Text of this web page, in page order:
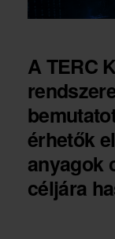
A TERC
érhetők
anyagok
céljára